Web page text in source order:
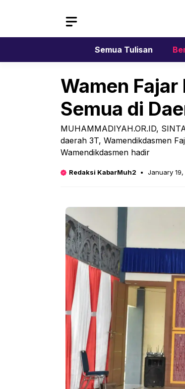
Semua Tulisan
Wamen
Semua di
MUHAMMADIYAH.OR.ID,
daerah 3T, Wamendikdasmen
Wamendikdasmen hadir
Redaksi KabarMuh2 January